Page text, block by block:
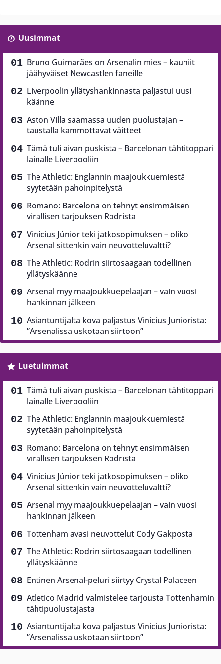
Uusimmat
Bruno Guimarães on Arsenalin mies – kauniit
jäähyväiset Newcastlen faneille
Liverpoolin yllätyshankinnasta paljastui uusi
käänne
Aston Villa saamassa uuden puolustajan –
taustalla kammottavat väitteet
Tämä tuli aivan puskista – Barcelonan tähtitoppari
lainalle Liverpooliin
The Athletic: Englannin maajoukkuemiestä
syytetään pahoinpitelystä
Romano: Barcelona on tehnyt ensimmäisen
virallisen tarjouksen Rodrista
Vinícius Júnior teki jatkosopimuksen – oliko
Arsenal sittenkin vain neuvotteluvaltti?
The Athletic: Rodrin siirtosaagaan todellinen
yllätyskäänne
Arsenal myy maajoukkuepelaajan – vain vuosi
hankinnan jälkeen
Asiantuntijalta kova paljastus Vinicius Juniorista:
”Arsenalissa uskotaan siirtoon”
Luetuimmat
Tämä tuli aivan puskista – Barcelonan tähtitoppari
lainalle Liverpooliin
The Athletic: Englannin maajoukkuemiestä
syytetään pahoinpitelystä
Romano: Barcelona on tehnyt ensimmäisen
virallisen tarjouksen Rodrista
Vinícius Júnior teki jatkosopimuksen – oliko
Arsenal sittenkin vain neuvotteluvaltti?
Arsenal myy maajoukkuepelaajan – vain vuosi
hankinnan jälkeen
Tottenham avasi neuvottelut Cody Gakposta
The Athletic: Rodrin siirtosaagaan todellinen
yllätyskäänne
Entinen Arsenal-peluri siirtyy Crystal Palaceen
Atletico Madrid valmistelee tarjousta Tottenhamin
tähtipuolustajasta
Asiantuntijalta kova paljastus Vinicius Juniorista:
”Arsenalissa uskotaan siirtoon”